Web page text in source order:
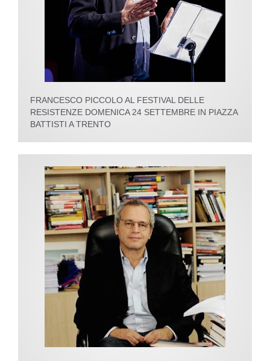
FRANCESCO PICCOLO AL FESTIVAL DELLE
RESISTENZE DOMENICA 24 SETTEMBRE IN PIAZZA
BATTISTI A TRENTO